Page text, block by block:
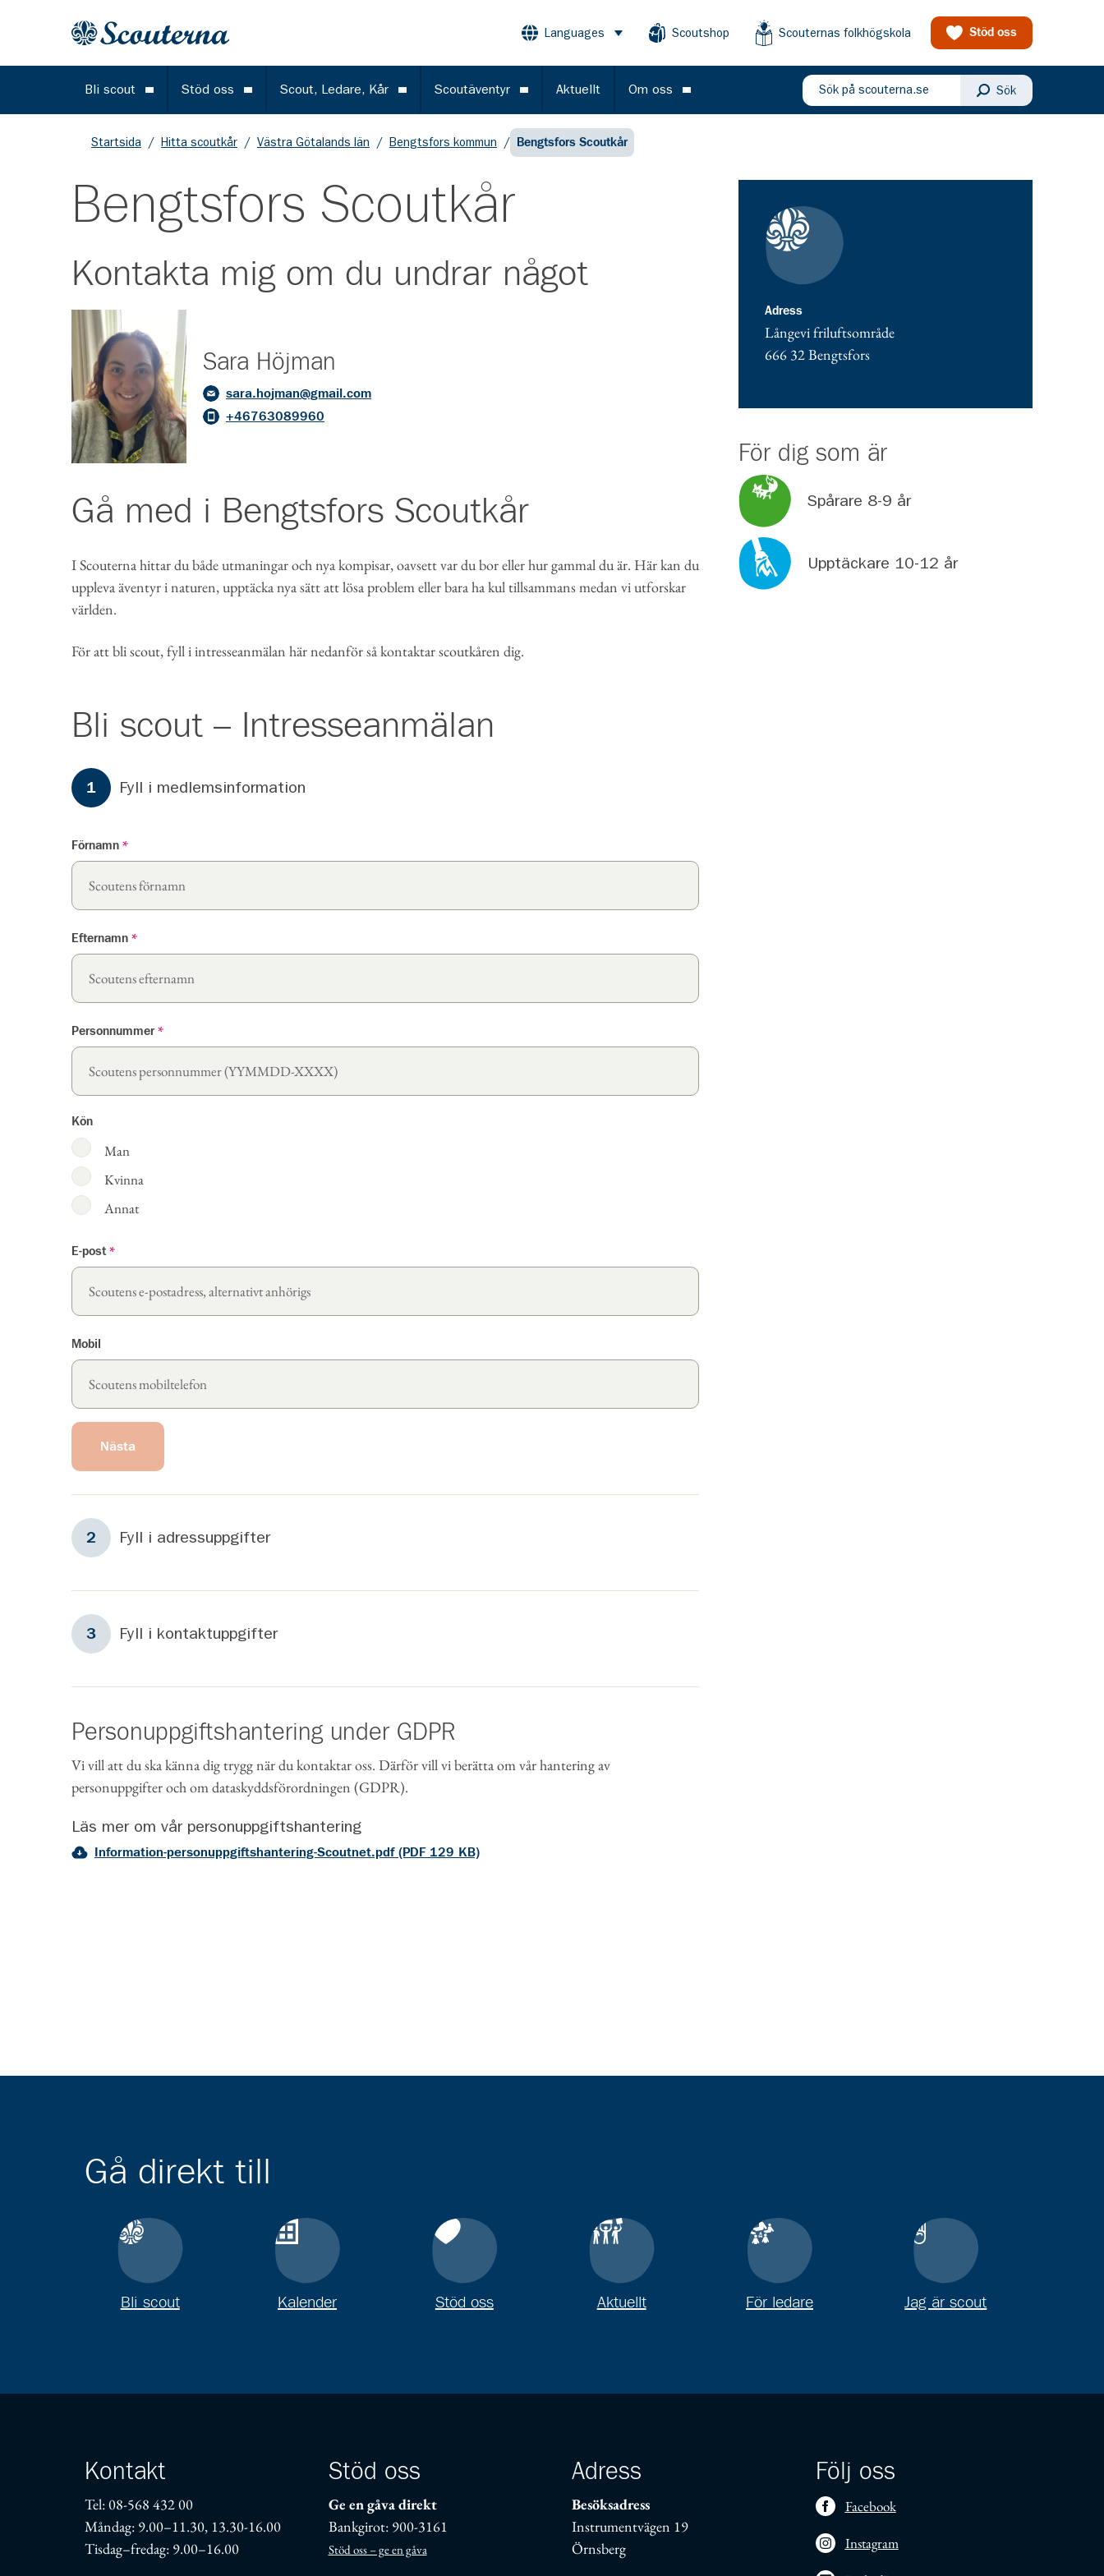
Gå till huvudinnehållet
Languages Öppna menyScoutshop Scouternas folkhögskola Stöd oss
Bli scout Öppna meny
Stöd oss Öppna meny
Scout, Ledare, Kår Öppna meny
Scoutäventyr Öppna meny
Aktuellt Om oss Öppna meny
Sök på scouterna.se Sök
Startsida / Hitta scoutkår / Västra Götalands län / Bengtsfors kommun / Bengtsfors Scoutkår
Bengtsfors Scoutkår
Kontakta mig om du undrar något
Sara Höjman
sara.hojman@gmail.com
+46763089960
Gå med i Bengtsfors Scoutkår
I Scouterna hittar du både utmaningar och nya kompisar, oavsett var du bor eller hur gammal du är. Här kan du
uppleva äventyr i naturen, upptäcka nya sätt att lösa problem eller bara ha kul tillsammans medan vi utforskar
världen.
För att bli scout, fyll i intresseanmälan här nedanför så kontaktar scoutkåren dig.
Bli scout – Intresseanmälan
Formuläret har steg.
1 Steg 1
Fyll i medlemsinformation
Förnamn *
Efternamn *
Personnummer *
Kön
Man
Kvinna
Annat
E-post *
Mobil
Nästa
2 Steg 2
Fyll i adressuppgifter
3 Steg 3
Fyll i kontaktuppgifter
Personuppgiftshantering under GDPR
Vi vill att du ska känna dig trygg när du kontaktar oss. Därför vill vi berätta om vår hantering av
personuppgifter och om dataskyddsförordningen (GDPR).
Läs mer om vår personuppgiftshantering
Information-personuppgiftshantering-Scoutnet.pdf (PDF 129 KB)
Kontaktuppgifter
Adressadress för Bengtsfors Scoutkår
Långevi friluftsområde
666 32Bengtsfors
För dig som är
Spårare 8-9 år
Upptäckare 10-12 år
Gå direkt till
Bli scout Kalender Stöd oss Aktuellt För ledare Jag är scout
Kontakt
Tel: 08-568 432 00
Måndag: 9.00–11.30, 13.30-16.00
Tisdag–fredag: 9.00–16.00
Stöd oss
Ge en gåva direkt
Bankgirot: 900-3161
Stöd oss – ge en gåva
Adress
Besöksadress
Instrumentvägen 19
Örnsberg
Följ oss
Facebook
Instagram